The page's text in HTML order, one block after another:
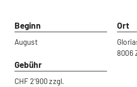
Beginn
August
Ort
8006
Gebühr
CHF 2'900 zzgl.